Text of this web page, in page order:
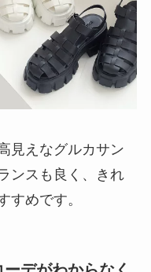
見えなグルカサン
ンスも良く、きれ
すめです。